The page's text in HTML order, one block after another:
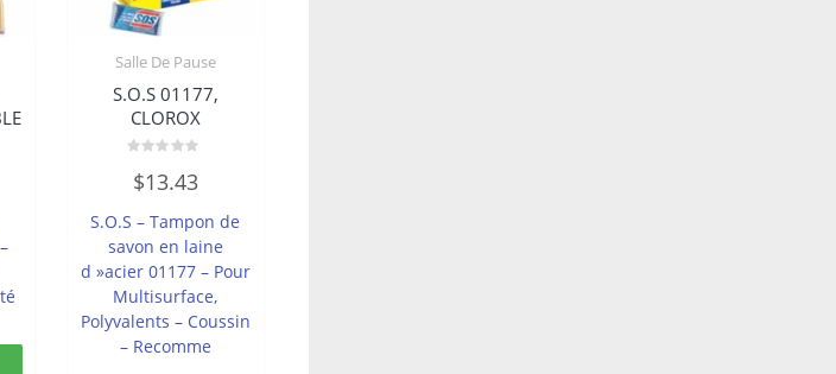
Salle De Pause
S.O.S 01177,
CLOROX
0
sur
$13.43
S.O.S – Tampon de
savon en laine
d »acier 01177 – Pour
Multisurface,
Polyvalents – Coussin
– Recomme